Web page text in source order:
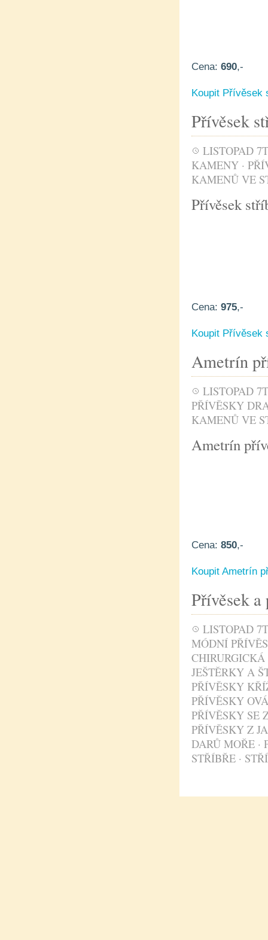
Cena: 690,-
Koupit Přívěsek
Přívěsek
LISTOPAD
KAMENY ·
KAMENŮ VE
Přívěsek
Cena: 975,-
Koupit Přívěsek
Ametrín
LISTOPAD
PŘÍVĚSKY
KAMENŮ VE
Ametrín
Cena: 850,-
Koupit Ametrín
Přívěsek
LISTOPAD
MÓDNÍ
CHIRURGICKÁ
JEŠTĚRKY A
PŘÍVĚSKY
PŘÍVĚSKY
PŘÍVĚSKY SE
PŘÍVĚSKY Z
DARŮ MOŘE ·
STŘÍBŘE ·